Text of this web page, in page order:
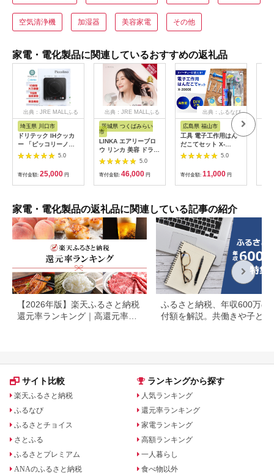
空気清浄機 加湿器 美容家電 その他
家電・電化製品に関連しているおすすめの返礼品
出典：JRE MALLふる
さと納税
埼玉県 川口市
ドリテック IHクッカ
ー 「ピッコリーノ」
ブラック DI-
217BK【1642626】
5.0
寄付金額: 25,000 円
出典：JRE MALLふる
さと納税
茨城県 つくばみらい
市
LINKA エアリーブロ
ウ リンカ 美容 ドライ
ヤー ヘアケア 髪 エス
テ ギフト ラッピング
贈呈品 プレゼント 母
の日 母の日準備 母の
5.0
寄付金額: 46,000 円
出典：ふるなび
広島県 福山市
工具 電子工作用はん
だこてセット X-
2000E[BAEG004]工
5.0
寄付金額: 11,000 円
家電・電化製品の返礼品に関連している記事の紹介
【2026年版】楽天ふるさと納税
還元率ランキング｜高還元率返
ふるさと納税、年収600万の
付額を解説。共働きや子ども
サイト比較
楽天ふるさと納税
ふるなび
ふるさとチョイス
さとふる
ふるさとプレミアム
ANAのふるさと納税
ランキングから探す
人気ランキング
還元率ランキング
家電ランキング
高額ランキング
一人暮らし
食べ物以外